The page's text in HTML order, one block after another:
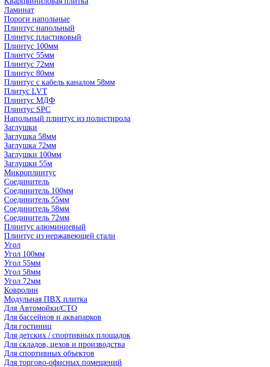
Ламинат
Пороги напольные
Плинтус напольный
Плинтус пластиковый
Плинтус 100мм
Плинтус 55мм
Плинтус 72мм
Плинтус 80мм
Плинтус с кабель каналом 58мм
Плитус LVT
Плинтус МДФ
Плинтус SPC
Напольный плинтус из полистирола
Заглушки
Заглушка 58мм
Заглушка 72мм
Заглушки 100мм
Заглушки 55м
Микроплинтус
Соединитель
Соединитель 100мм
Соединитель 55мм
Соединитель 58мм
Соединитель 72мм
Плинтус алюминиевый
Плинтус из нержавеющей стали
Угол
Угол 100мм
Угол 55мм
Угол 58мм
Угол 72мм
Ковролин
Модульная ПВХ плитка
Для Автомойки/СТО
Для бассейнов и аквапарков
Для гостиниц
Для детских / спортивных площадок
Для складов, цехов и производства
Для спортивных объектов
Для торгово-офисных помещений